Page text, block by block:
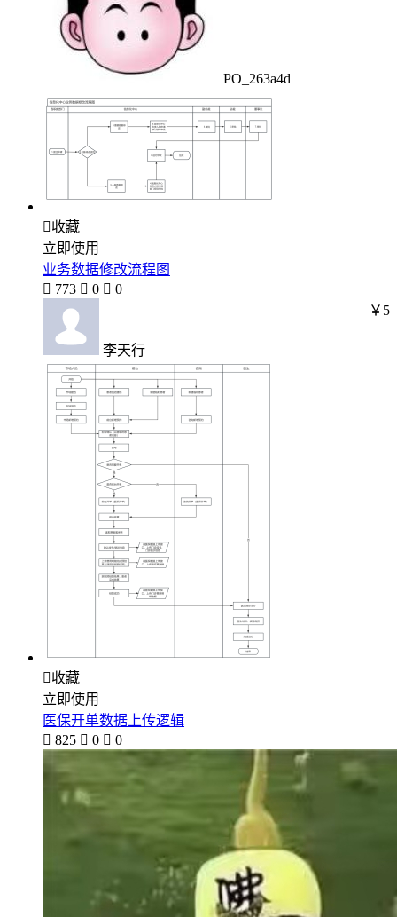
PO_263a4d
收藏
立即使用
业务数据修改流程图
 773  0  0
李天行
￥5
收藏
立即使用
医保开单数据上传逻辑
 825  0  0